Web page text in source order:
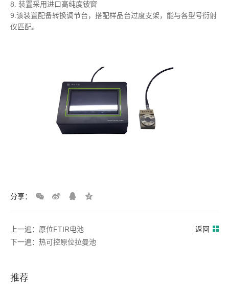
8. 装置采用进口高纯度铍窗
9.该装置配备转换调节台，搭配样品台过度支架，能与各型号衍射
仪匹配。
分享：
上一遍：原位FTIR电池
返回
下一遍：热可控原位拉曼池
推荐